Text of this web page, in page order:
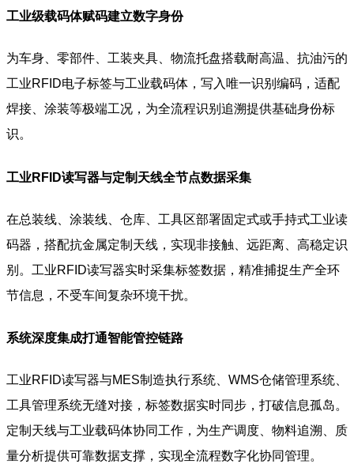
工业级载码体赋码建立数字身份
为车身、零部件、工装夹具、物流托盘搭载耐高温、抗油污的
工业RFID电子标签与工业载码体，写入唯一识别编码，适配
焊接、涂装等极端工况，为全流程识别追溯提供基础身份标
识。
工业RFID读写器与定制天线全节点数据采集
在总装线、涂装线、仓库、工具区部署固定式或手持式工业读
码器，搭配抗金属定制天线，实现非接触、远距离、高稳定识
别。工业RFID读写器实时采集标签数据，精准捕捉生产全环
节信息，不受车间复杂环境干扰。
系统深度集成打通智能管控链路
工业RFID读写器与MES制造执行系统、WMS仓储管理系统、
工具管理系统无缝对接，标签数据实时同步，打破信息孤岛。
定制天线与工业载码体协同工作，为生产调度、物料追溯、质
量分析提供可靠数据支撑，实现全流程数字化协同管理。